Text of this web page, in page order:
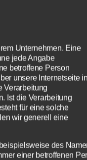
die Statistik
für sich
von 70
von Schlag
Stefan hört
Unternehmen. Eine
jede Angabe
betroffene Person
unsere Internetseite in
Verarbeitung
Ist die Verarbeitung
für eine solche
wir generell eine
des
einer betroffenen